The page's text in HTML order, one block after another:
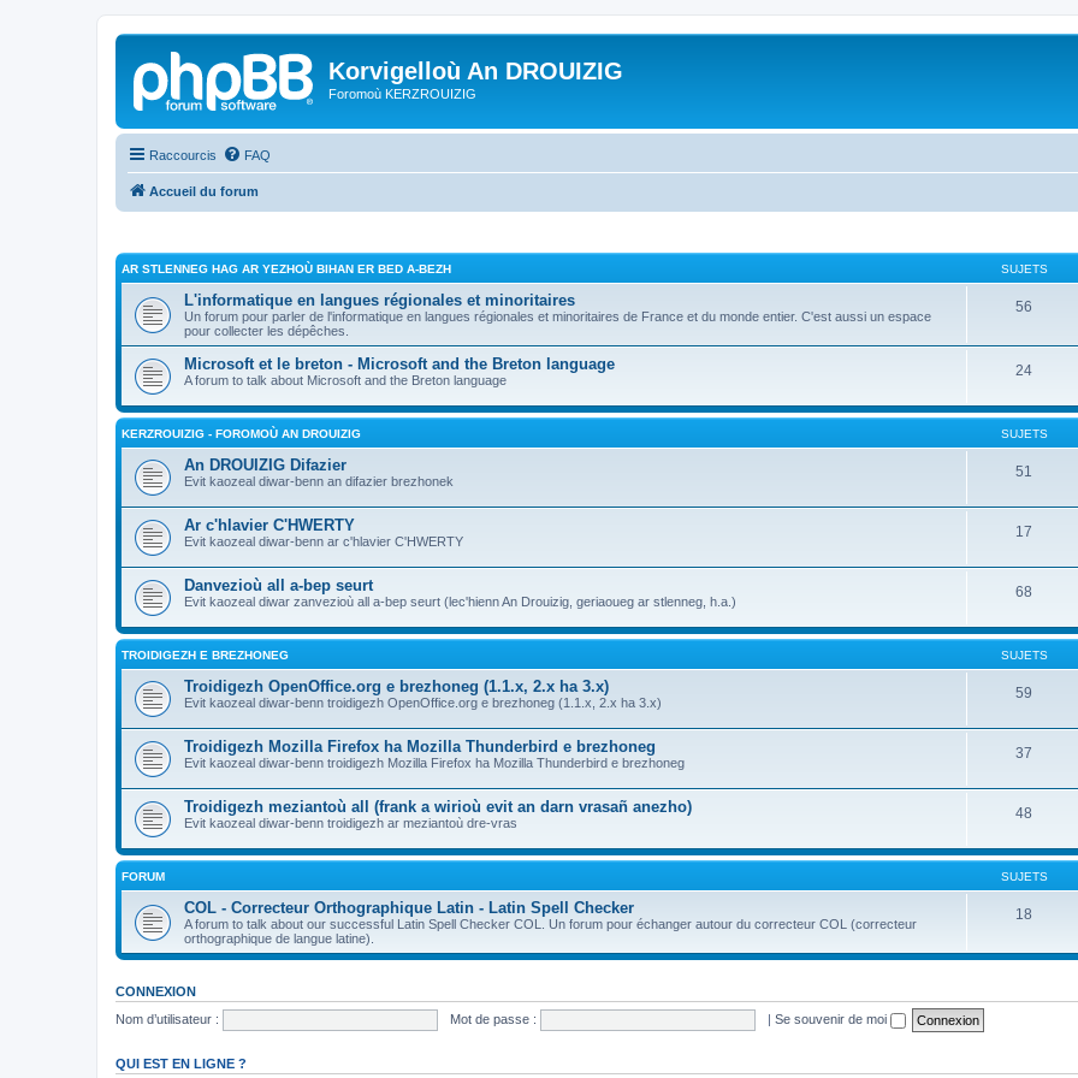
Korvigelloù An DROUIZIG
Foromoù KERZROUIZIG
Raccourcis FAQ
Accueil du forum
AR STLENNEG HAG AR YEZHOÙ BIHAN ER BED A-BEZH SUJETS
L'informatique en langues régionales et minoritaires
Un forum pour parler de l'informatique en langues régionales et minoritaires de France et du monde entier. C'est aussi un espace
pour collecter les dépêches.
56
Microsoft et le breton - Microsoft and the Breton language
A forum to talk about Microsoft and the Breton language
24
KERZROUIZIG - FOROMOÙ AN DROUIZIG SUJETS
An DROUIZIG Difazier
Evit kaozeal diwar-benn an difazier brezhonek
51
Ar c'hlavier C'HWERTY
Evit kaozeal diwar-benn ar c'hlavier C'HWERTY
17
Danvezioù all a-bep seurt
Evit kaozeal diwar zanvezioù all a-bep seurt (lec'hienn An Drouizig, geriaoueg ar stlenneg, h.a.)
68
TROIDIGEZH E BREZHONEG SUJETS
Troidigezh OpenOffice.org e brezhoneg (1.1.x, 2.x ha 3.x)
Evit kaozeal diwar-benn troidigezh OpenOffice.org e brezhoneg (1.1.x, 2.x ha 3.x)
59
Troidigezh Mozilla Firefox ha Mozilla Thunderbird e brezhoneg
Evit kaozeal diwar-benn troidigezh Mozilla Firefox ha Mozilla Thunderbird e brezhoneg
37
Troidigezh meziantoù all (frank a wirioù evit an darn vrasañ anezho)
Evit kaozeal diwar-benn troidigezh ar meziantoù dre-vras
48
FORUM SUJETS
COL - Correcteur Orthographique Latin - Latin Spell Checker
A forum to talk about our successful Latin Spell Checker COL. Un forum pour échanger autour du correcteur COL (correcteur
orthographique de langue latine).
18
CONNEXION
Nom d’utilisateur :
Mot de passe : | Se souvenir de moi
QUI EST EN LIGNE ?